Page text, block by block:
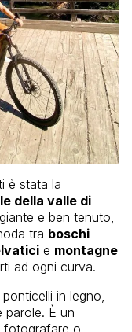
è stata la
della valle di
e ben tenuto,
tra boschi
e montagne
ad ogni curva.
in legno,
parole. È un
fotografare o